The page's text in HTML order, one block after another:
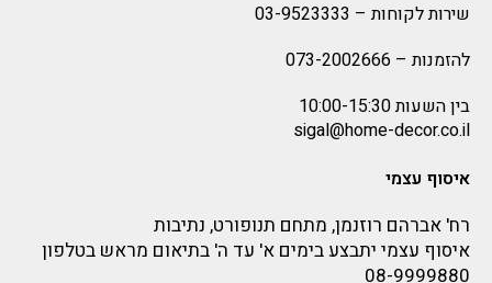
שירות לקוחות – 03-9523333
להזמנות – 073-2002666
בין השעות 10:00-15:30
sigal@home-decor.co.il
איסוף עצמי
רח' אברהם רוזנמן, מתחם תנופורט, נתיבות
איסוף עצמי יתבצע בימים א' עד ה' בתיאום מראש בטלפון
08-9999880